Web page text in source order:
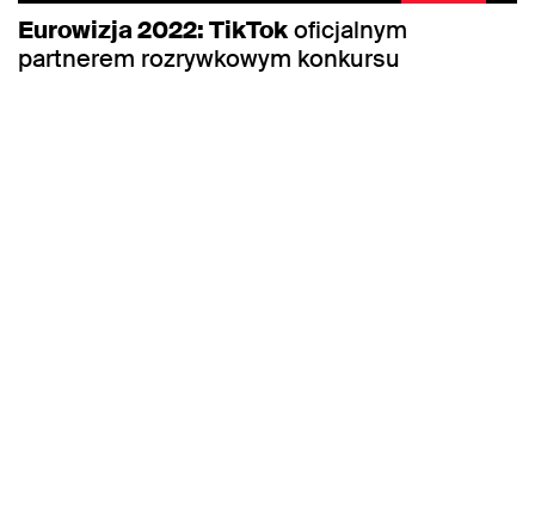
Eurowizja 2022: TikTokoficjalnym
partnerem rozrywkowym konkursu